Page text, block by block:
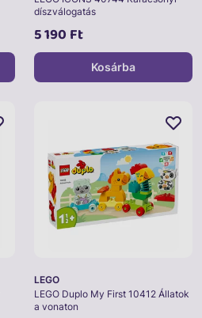
díszválogatás
5 190 Ft
Kosárba
LEGO
LEGO Duplo My First 10412 Állatok
a vonaton